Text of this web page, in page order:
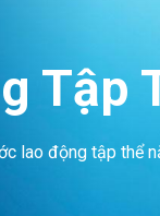
Tập
lao động tập thể